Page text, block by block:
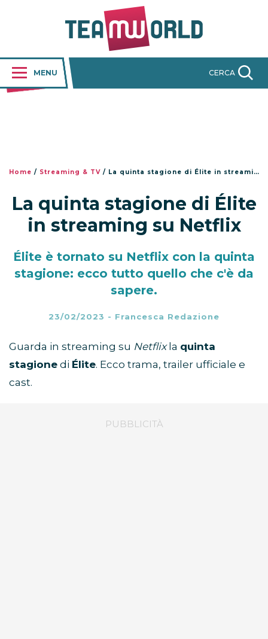
MENU CERCA
Home / Streaming & TV / La quinta stagione di Élite in streaming su Netflix
La quinta stagione di Élite
in streaming su Netflix
Élite è tornato su Netflix con la quinta
stagione: ecco tutto quello che c'è da
sapere.
23/02/2023 - Francesca Redazione
Guarda in streaming su Netflixla quinta
stagione di Élite. Ecco trama, trailer ufficiale e
cast.